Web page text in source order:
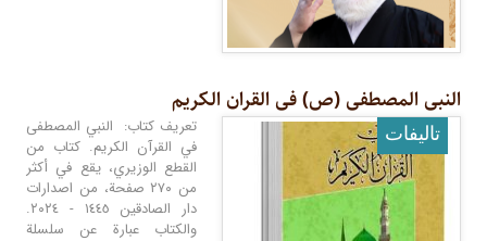
النبی المصطفى (ص) فی القران الکریم
تالیفات
تعريف كتاب: النبي المصطفى
في القرآن الكريم. كتاب من
القطع الوزيري، يقع في أكثر
من ٢٧٠ صفحة، من اصدارات
دار الصادقين ١٤٤٥ - ٢٠٢٤.
والكتاب عبارة عن سلسلة